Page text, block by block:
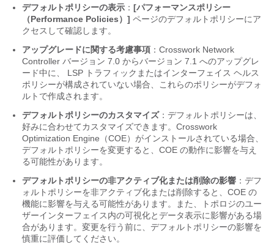
デフォルトポリシーの表示 ： [パフォーマンスポリシー
（Performance Policies）] ページのデフォルトポリシーにア
クセスして確認します。
アップグレードに関する考慮事項 ：Crosswork Network
Controller バージョン 7.0 からバージョン 7.1 へのアップグレ
ード中に、 LSP トラフィックまたはインターフェイス ヘルス
ポリシーが構成されていない場合、これらのポリシーがデフォ
ルトで作成されます。
デフォルトポリシーのカスタマイズ：デフォルトポリシーは、
好みに合わせてカスタマイズできます。Crosswork
Optimization Engine（COE）がインストールされている場合、
デフォルトポリシーを変更すると、COE の動作に影響を与え
る可能性があります。
デフォルトポリシーの非アクティブ化または削除の影響 ：デフ
ォルトポリシーを非アクティブ化または削除すると、COE の
機能に影響を与える可能性があります。また、トポロジのユー
ザーインターフェイス内の可視化とデータ表示に影響がある場
合があります。変更を行う前に、デフォルトポリシーの影響を
慎重に評価してください。